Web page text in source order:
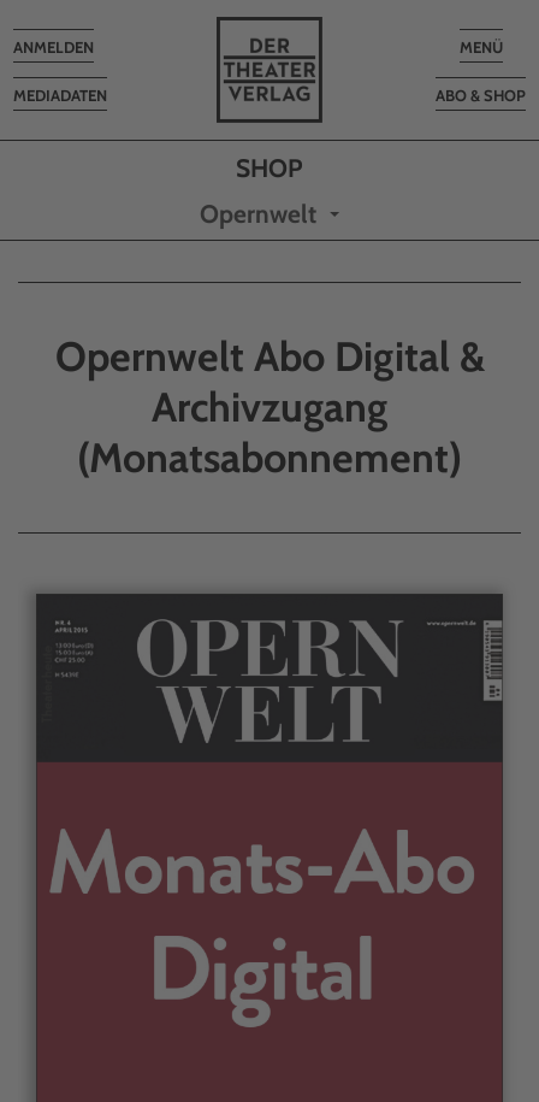
Toggle
MENÜ
ABO & SHOP
MEDIADATEN
Toggle
navigation
ANMELDEN
Opernwelt
Opernwelt Abo Digital &
Archivzugang
(Monatsabonnement)